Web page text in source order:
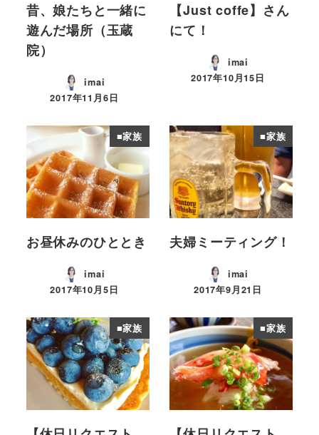
昔、娘たちと一緒に
遊んだ場所（玉蔵
院）
imai
投稿日
2017年11月6日
【Just coffe】さん
にて！
imai
投稿日
2017年10月15日
■家族
お昼休みのひととき
imai
投稿日
2017年10月5日
■家族
夫婦ミーティング！
imai
投稿日
2017年9月21日
■家族 ■家族